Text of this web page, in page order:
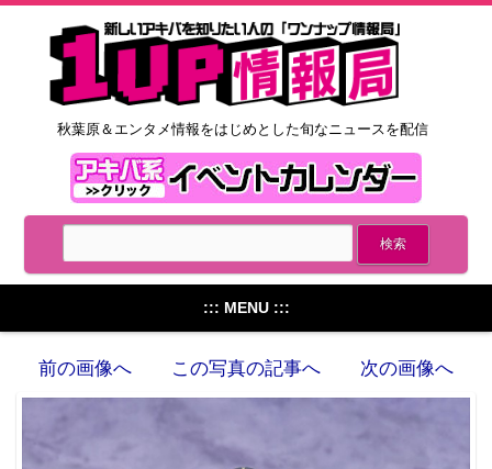
秋葉原＆エンタメ情報をはじめとした旬なニュースを配信
::: MENU :::
前の画像へ この写真の記事へ 次の画像へ